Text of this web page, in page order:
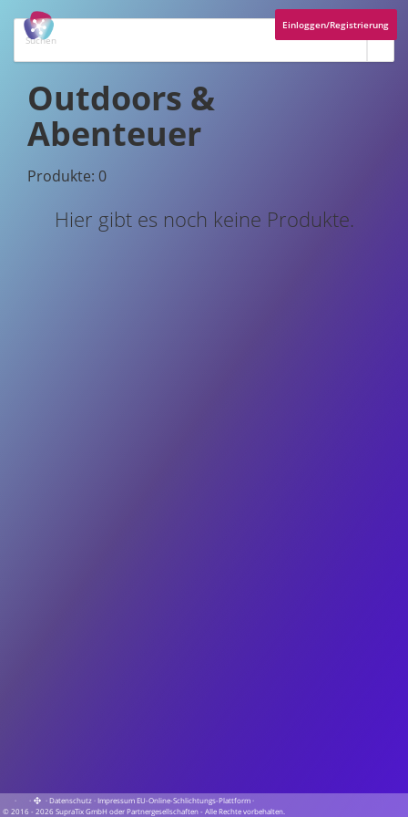
Einloggen/Registrierung
Outdoors &
Abenteuer
Produkte: 0
Hier gibt es noch keine Produkte.
· · ·Datenschutz·Impressum EU-Online-Schlichtungs-Plattform·
© 2016 - 2026 SupraTix GmbH oder Partnergesellschaften - Alle Rechte vorbehalten.